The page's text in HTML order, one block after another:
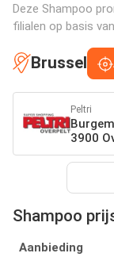
Deze Shampoo
filialen op basis
Brussel
Peltri
3900
Shampoo
Aanbieding